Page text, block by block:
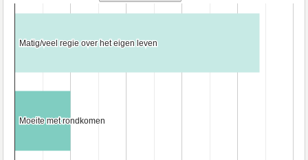
Matig/veel regie over het eigen leven
Matig/veel regie over het eigen leven
Moeite met rondkomen
Moeite met rondkomen